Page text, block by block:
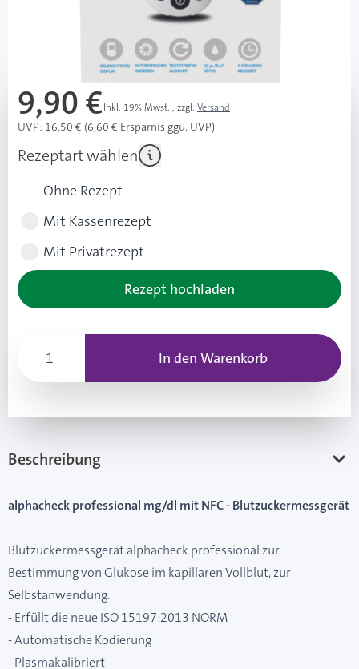
Lieferzeit 1-3 Werktage
Mehr über das Produkt
9,90 €Inkl. 19% Mwst. , zzgl. Versand
UVP: 16,50 € (6,60 € Ersparnis ggü. UVP)
Rezeptart wählen
Ohne Rezept
Mit Kassenrezept
Mit Privatrezept
Rezept hochladen
In den Warenkorb
Beschreibung
alphacheck professional mg/dl mit NFC - Blutzuckermessgerät
Blutzuckermessgerät alphacheck professional zur
Bestimmung von Glukose im kapillaren Vollblut, zur
Selbstanwendung.
- Erfüllt die neue ISO 15197:2013 NORM
- Automatische Kodierung
- Plasmakalibriert